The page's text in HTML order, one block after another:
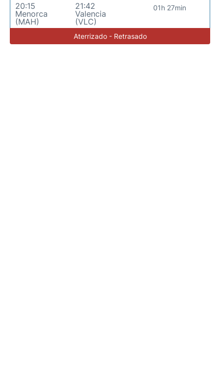
20:15
Menorca
(MAH)
21:42
Valencia
(VLC)
01h 27min
Aterrizado - Retrasado